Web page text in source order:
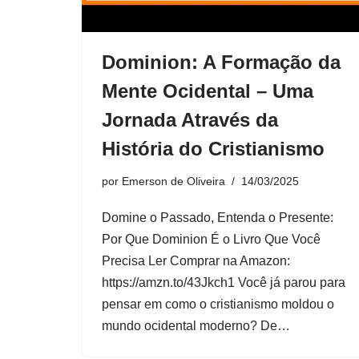
Dominion: A Formação da
Mente Ocidental – Uma
Jornada Através da
História do Cristianismo
por Emerson de Oliveira 14/03/2025
Domine o Passado, Entenda o Presente:
Por Que Dominion É o Livro Que Você
Precisa Ler Comprar na Amazon:
https://amzn.to/43Jkch1 Você já parou para
pensar em como o cristianismo moldou o
mundo ocidental moderno? De…